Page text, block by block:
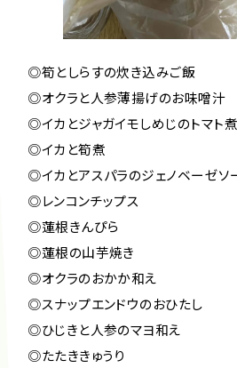
◎筍としらすの炊き込みご飯
◎オクラと人参薄揚げのお味噌汁
◎イカとジャガイモしめじのトマト煮
◎イカと筍煮
◎イカとアスパラのジェノベーゼソ
◎レンコンチップス
◎蓮根きんぴら
◎蓮根の山芋焼き
◎オクラのおかか和え
◎スナップエンドウのおひたし
◎ひじきと人参のマヨ和え
◎たたききゅうり